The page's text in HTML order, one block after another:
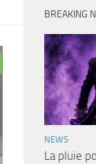
BREAKING
NEWS
La pluie